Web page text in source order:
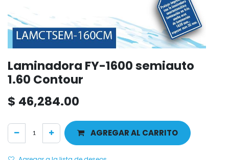
Laminadora FY-1600 semiauto
1.60 Contour
$ 46,284.00
AGREGAR AL CARRITO